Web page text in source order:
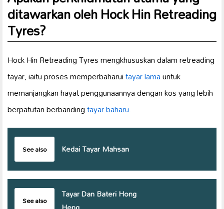
ditawarkan oleh Hock Hin Retreading
Tyres?
Hock Hin Retreading Tyres mengkhususkan dalam retreading
tayar, iaitu proses memperbaharuitayar lamauntuk
memanjangkan hayat penggunaannya dengan kos yang lebih
berpatutan berbandingtayar baharu.
See also Kedai Tayar Mahsan
See also
Tayar Dan Bateri Hong